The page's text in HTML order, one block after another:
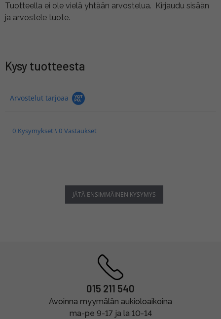
Tuotteella ei ole vielä yhtään arvostelua. Kirjaudu sisään
ja arvostele tuote.
Kysy tuotteesta
Arvostelut tarjoaa
0 Kysymykset \ 0 Vastaukset
JÄTÄ ENSIMMÄINEN KYSYMYS
015 211 540
Avoinna myymälän aukioloaikoina
ma-pe 9-17 ja la 10-14